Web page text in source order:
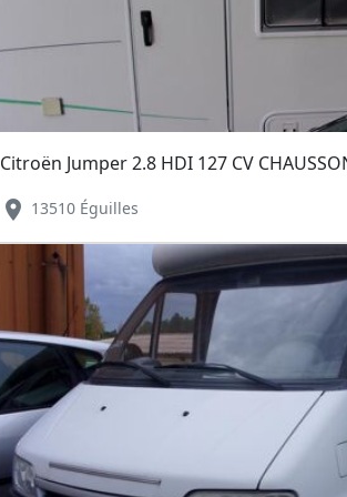
Citroën Jumper 2.8 HDI 127 CV
location_on 13510 Éguilles